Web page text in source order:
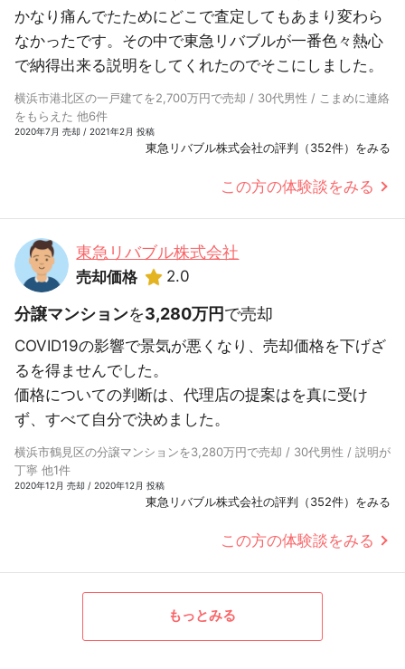
かなり痛んでたためにどこで査定してもあまり変わら
なかったです。その中で東急リバブルが一番色々熱心
で納得出来る説明をしてくれたのでそこにしました。
横浜市港北区の一戸建てを2,700万円で売却 / 30代男性 / こまめに連絡
をもらえた 他6件
2020年7月 売却 / 2021年2月 投稿
東急リバブル株式会社の評判（352件）をみる
この方の体験談をみる
東急リバブル株式会社
売却価格 2.0
分譲マンションを3,280万円で売却
COVID19の影響で景気が悪くなり、売却価格を下げざ
るを得ませんでした。
価格についての判断は、代理店の提案はを真に受け
ず、すべて自分で決めました。
横浜市鶴見区の分譲マンションを3,280万円で売却 / 30代男性 / 説明が
丁寧 他1件
2020年12月 売却 / 2020年12月 投稿
東急リバブル株式会社の評判（352件）をみる
この方の体験談をみる
もっとみる